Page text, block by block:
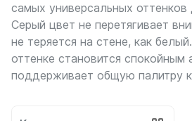
%
Распродажа
быть
получением
Квадратный
Круглый профиль
Высокие
Низкие
Для квартиры
Бриз
Бриз Нерж
Бриз В
Бриз В Нерж
Фитинги
самых универсальных оттенков
Серый цвет не перетягивает
не теряется на стене, как
оттенке становится спокойным
поддерживает общую палитру